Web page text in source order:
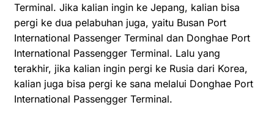
Terminal. Jika kalian ingin ke Jepang, kalian bisa
pergi ke dua pelabuhan juga, yaitu Busan Port
International Passenger Terminal dan Donghae Port
International Passengger Terminal. Lalu yang
terakhir, jika kalian ingin pergi ke Rusia dari Korea,
kalian juga bisa pergi ke sana melalui Donghae Port
International Passengger Terminal.